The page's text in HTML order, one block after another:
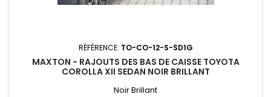
RÉFÉRENCE: TO-CO-12-S-SD1G
MAXTON - RAJOUTS DES BAS DE CAISSE TOYOTA
COROLLA XII SEDAN NOIR BRILLANT
Noir Brillant